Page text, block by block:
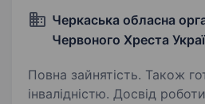
Черкаська обласна
Червоного Хреста
Повна зайнятість. Також
інвалідністю. Досвід